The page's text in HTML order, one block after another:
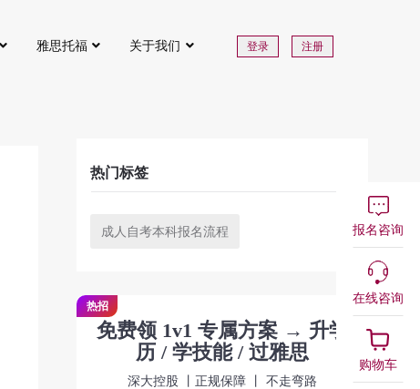
雅思托福 关于我们 登录 注册
热门标签
成人自考本科报名流程
免费领 1v1 专属方案 → 升学
历 / 学技能 / 过雅思
深大控股 丨正规保障 丨 不走弯路
热招
报名咨询
在线咨询
购物车